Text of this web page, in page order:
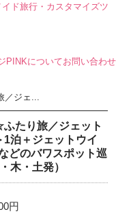
PINKについてお問い合わせ
／ジェ...
たり旅／ジェット
泊＋ジェットウイ
どのバワスポット巡
木・土発）
円